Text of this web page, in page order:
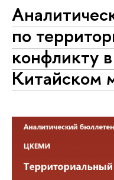
по
конфликту
Китайском